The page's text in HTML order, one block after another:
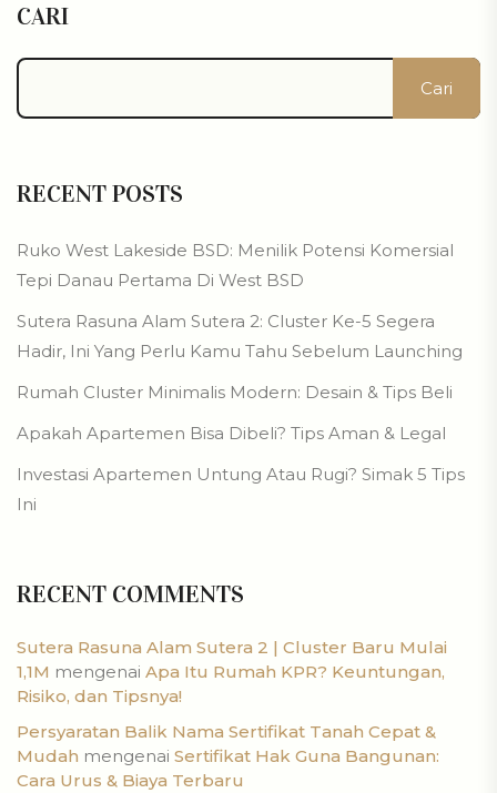
CARI
Cari
RECENT POSTS
Ruko West Lakeside BSD: Menilik Potensi Komersial
Tepi Danau Pertama Di West BSD
Sutera Rasuna Alam Sutera 2: Cluster Ke-5 Segera
Hadir, Ini Yang Perlu Kamu Tahu Sebelum Launching
Rumah Cluster Minimalis Modern: Desain & Tips Beli
Apakah Apartemen Bisa Dibeli? Tips Aman & Legal
Investasi Apartemen Untung Atau Rugi? Simak 5 Tips
Ini
RECENT COMMENTS
Sutera Rasuna Alam Sutera 2 | Cluster Baru Mulai
1,1M mengenai Apa Itu Rumah KPR? Keuntungan,
Risiko, dan Tipsnya!
Persyaratan Balik Nama Sertifikat Tanah Cepat &
Mudah mengenai Sertifikat Hak Guna Bangunan:
Cara Urus & Biaya Terbaru